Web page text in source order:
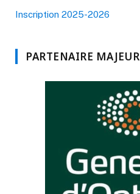
Inscription 2025-2026
PARTENAIRE MAJEUR